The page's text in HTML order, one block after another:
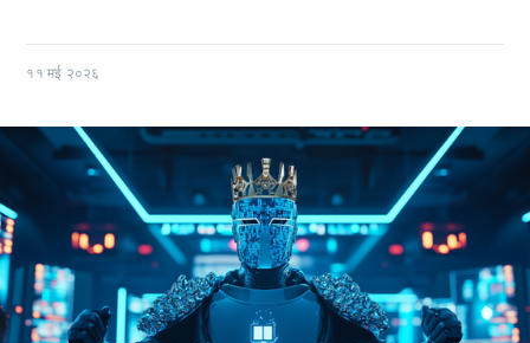
११ मई २०२६